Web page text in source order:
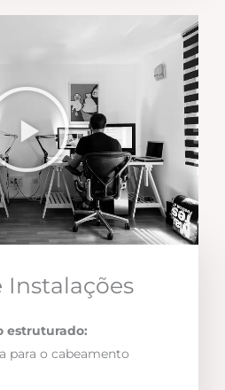
Instalações
estruturado:
para o cabeamento